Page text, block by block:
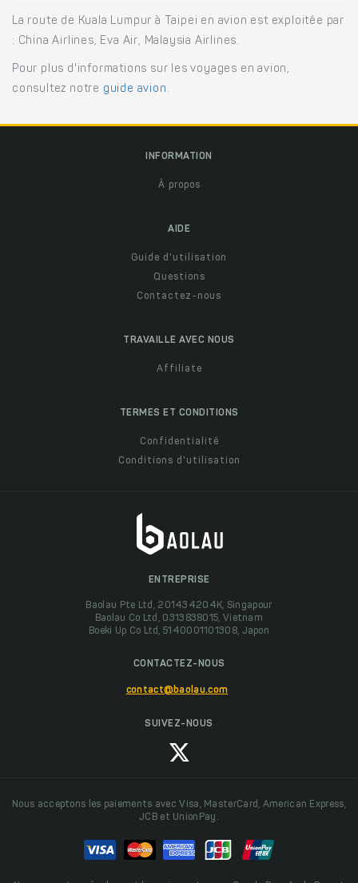
La route de Kuala Lumpur à Taipei en avion est exploitée par
: China Airlines, Eva Air, Malaysia Airlines.
Pour plus d'informations sur les voyages en avion,
consultez notre guide avion .
INFORMATION
À propos
AIDE
Guide d'utilisation
Questions
Contactez-nous
TRAVAILLE AVEC NOUS
Affiliate
TERMES ET CONDITIONS
Confidentialité
Conditions d'utilisation
ENTREPRISE
Baolau Pte Ltd, 201434204K, Singapour
Baolau Co Ltd, 0313838015, Vietnam
Boeki Up Co Ltd, 5140001101308, Japon
CONTACTEZ-NOUS
contact@baolau.com
SUIVEZ-NOUS
Nous acceptons les paiements avec Visa, MasterCard, American Express,
JCB et UnionPay.